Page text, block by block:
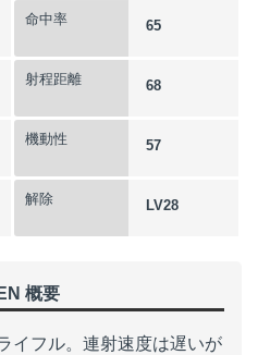
命中率 65
射程距離 68
機動性 57
解除 LV28
概要
イフル。連射速度は遅いが